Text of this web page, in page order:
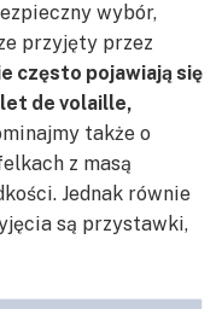
wybór,
przyjęty przez
często pojawiają się
de volaille,
także o
z masą
Jednak równie
są przystawki,